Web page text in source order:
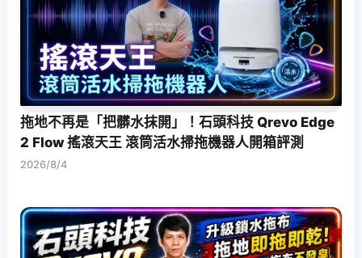
拖地不再是「把髒水抹開」！石頭科技 Qrevo Edge
2 Flow 搖滾天王 滾筒活水掃拖機器人開箱評測
2026/8/4